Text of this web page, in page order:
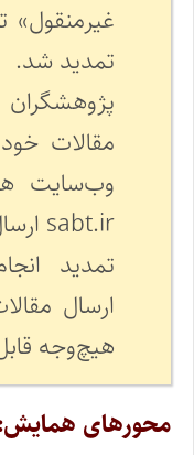
تمدید شد.
مقالات
sabt.ir ارسال کنند.
تمدید
ارسال
هیچ‌وجه
محورهای